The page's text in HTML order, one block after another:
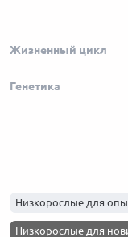
Жизненный цикл
Генетика
Низкорослые для
Низкорослые для